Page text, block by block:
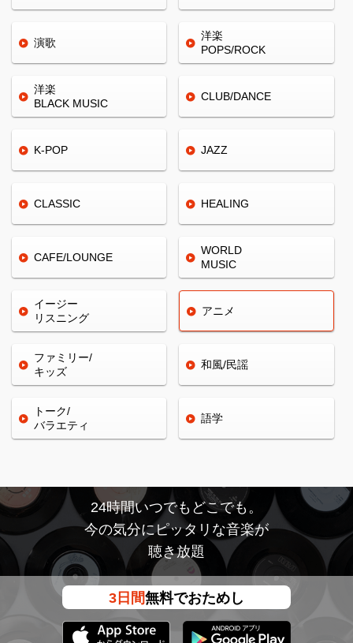
演歌
洋楽
POPS/ROCK
洋楽
BLACK MUSIC
CLUB/DANCE
K-POP JAZZ
CLASSIC HEALING
CAFE/LOUNGE
WORLD
MUSIC
イージー
リスニング
アニメ
ファミリー/
キッズ
和風/民謡
トーク/
バラエティ
語学
24時間いつでもどこでも。
今の気分にピッタリな音楽が
聴き放題
3日間無料でおためし